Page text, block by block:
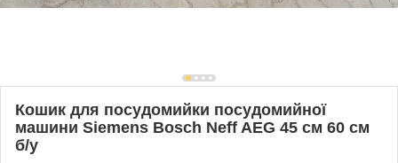
Кошик для посудомийки посудомийної
машини Siemens Bosch Neff AEG 45 см 60 см
б/у